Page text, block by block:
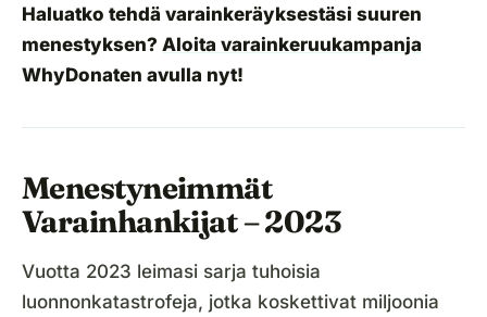
Haluatko tehdä varainkeräyksestäsi suuren
menestyksen? Aloita varainkeruukampanja
WhyDonaten avulla nyt!
Menestyneimmät
Varainhankijat – 2023
Vuotta 2023 leimasi sarja tuhoisia
luonnonkatastrofeja, jotka koskettivat miljoonia